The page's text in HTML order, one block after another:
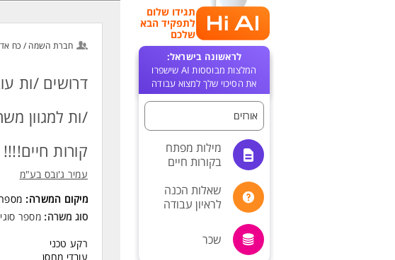
תגידו שלום
לתפקיד הבא
שלכם
לראשונה בישראל:
המלצות מבוססות AI שישפרו
את הסיכוי שלך למצוא עבודה
אורזים
מילות מפתח
בקורות חיים
שאלות הכנה
לראיון עבודה
שכר
חברת השמה / כח
דרושים /ות
/ות למגוון
קורות חיים!!!!
עמיר ג'ובס בע"מ
מיקום המשרה:
סוג משרה: מספר
רקע טכני
עובדי מחסן